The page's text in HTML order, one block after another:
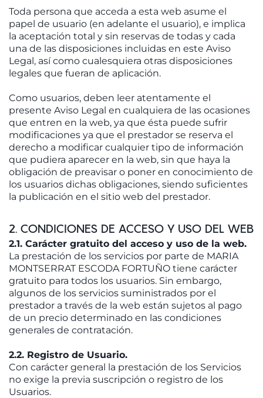
Toda persona que acceda a esta web asume el
papel de usuario (en adelante el usuario), e implica
la aceptación total y sin reservas de todas y cada
una de las disposiciones incluidas en este Aviso
Legal, así como cualesquiera otras disposiciones
legales que fueran de aplicación.
Como usuarios, deben leer atentamente el
presente Aviso Legal en cualquiera de las ocasiones
que entren en la web, ya que ésta puede sufrir
modificaciones ya que el prestador se reserva el
derecho a modificar cualquier tipo de información
que pudiera aparecer en la web, sin que haya la
obligación de preavisar o poner en conocimiento de
los usuarios dichas obligaciones, siendo suficientes
la publicación en el sitio web del prestador.
2. CONDICIONES DE ACCESO Y USO DEL WEB
2.1. Carácter gratuito del acceso y uso de la web.
La prestación de los servicios por parte de MARIA
MONTSERRAT ESCODA FORTUÑO tiene carácter
gratuito para todos los usuarios. Sin embargo,
algunos de los servicios suministrados por el
prestador a través de la web están sujetos al pago
de un precio determinado en las condiciones
generales de contratación.
2.2. Registro de Usuario.
Con carácter general la prestación de los Servicios
no exige la previa suscripción o registro de los
Usuarios.